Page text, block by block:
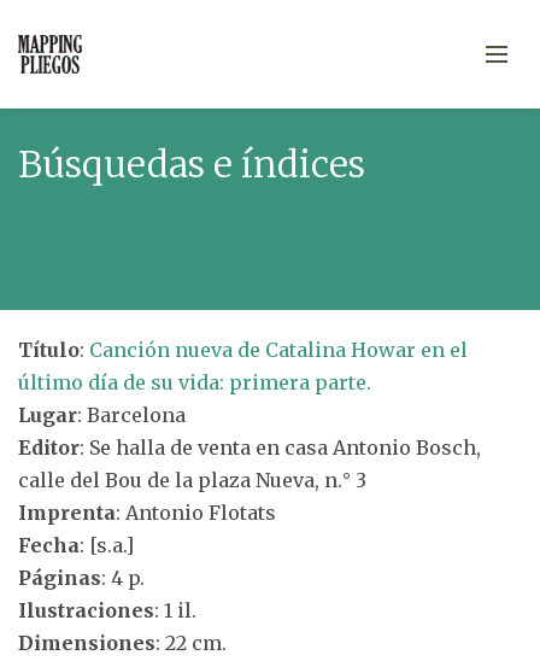
Búsquedas e índices
Título: Canción nueva de Catalina Howar en el
último día de su vida: primera parte.
Lugar: Barcelona
Editor: Se halla de venta en casa Antonio Bosch,
calle del Bou de la plaza Nueva, n.° 3
Imprenta: Antonio Flotats
Fecha: [s.a.]
Páginas: 4 p.
Ilustraciones: 1 il.
Dimensiones: 22 cm.